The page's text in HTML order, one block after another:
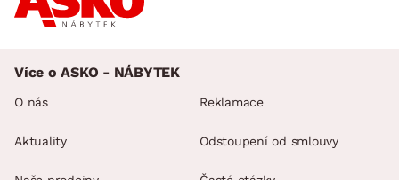
Více o ASKO - NÁBYTEK
O nás
Aktuality
Reklamace
Odstoupení od smlouvy